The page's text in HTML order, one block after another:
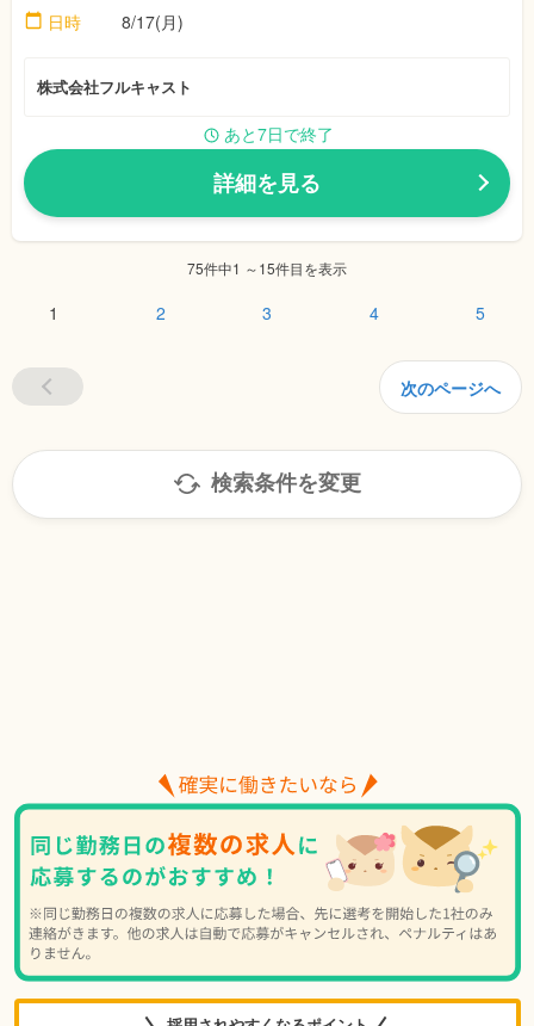
日時
8/17(月)
株式会社フルキャスト
あと7日で終了
詳細を見る
75件中1 ～15件目を表示
1 2 3 4 5
次のページへ
検索条件を変更